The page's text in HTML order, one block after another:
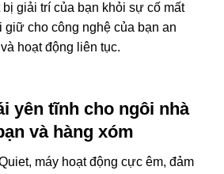
bị giải trí của bạn khỏi sự cố mất
giữ cho công nghệ của bạn an
hoạt động liên tục.
yên tĩnh cho ngôi nhà
và hàng xóm
máy hoạt động cực êm, đảm